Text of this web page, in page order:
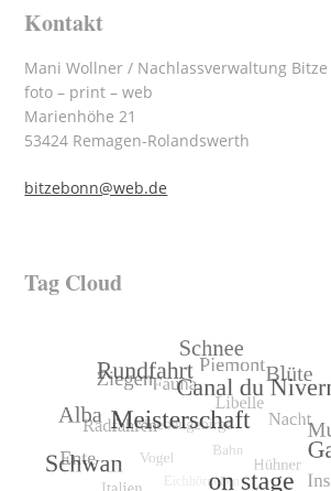
Kontakt
Mani Wollner / Nachlassverwaltung Bitze
foto – print – web
Marienhöhe 21
53424 Remagen-Rolandswerth
bitzebonn@web.de
Tag Cloud